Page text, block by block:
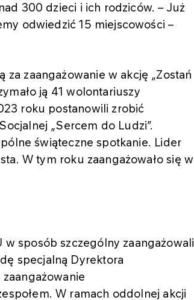
300 dzieci i ich rodziców. – Już
odwiedzić 15 miejscowości –
za zaangażowanie w akcję „Zostań
ją 41 wolontariuszy
roku postanowili zrobić
„Sercem do Ludzi”.
świąteczne spotkanie. Lider
W tym roku zaangażowało się w
sposób szczególny zaangażowali
specjalną Dyrektora
W ramach oddolnej akcji